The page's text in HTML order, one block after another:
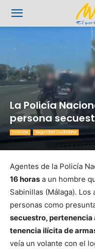
La Policía
persona
Noticias Seguridad Ciudadana
Agentes de la Policía
16 horas a un hombre
Sabinillas (Málaga).
personas como
secuestro,
tenencia ilícita de
veía un volante con el